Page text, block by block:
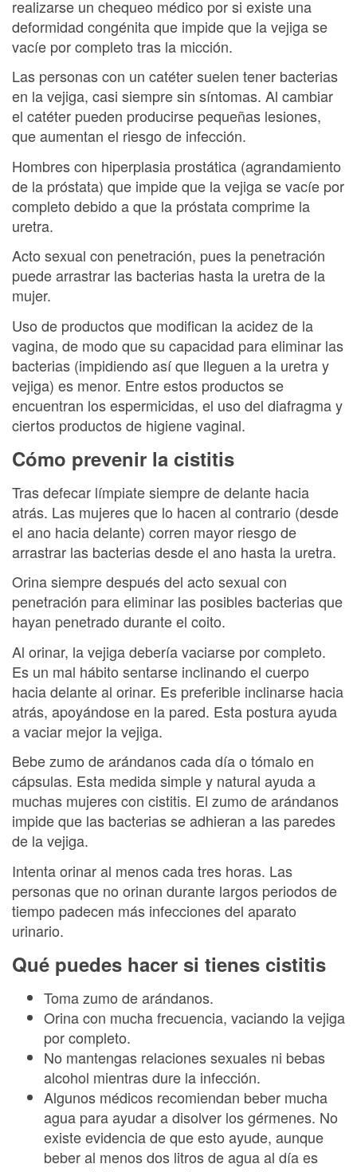
realizarse un chequeo médico por si existe una
deformidad congénita que impide que la vejiga se
vacíe por completo tras la micción.
Las personas con un catéter suelen tener bacterias
en la vejiga, casi siempre sin síntomas. Al cambiar
el catéter pueden producirse pequeñas lesiones,
que aumentan el riesgo de infección.
Hombres con hiperplasia prostática (agrandamiento
de la próstata) que impide que la vejiga se vacíe por
completo debido a que la próstata comprime la
uretra.
Acto sexual con penetración, pues la penetración
puede arrastrar las bacterias hasta la uretra de la
mujer.
Uso de productos que modifican la acidez de la
vagina, de modo que su capacidad para eliminar las
bacterias (impidiendo así que lleguen a la uretra y
vejiga) es menor. Entre estos productos se
encuentran los espermicidas, el uso del diafragma y
ciertos productos de higiene vaginal.
Cómo prevenir la cistitis
Tras defecar límpiate siempre de delante hacia
atrás. Las mujeres que lo hacen al contrario (desde
el ano hacia delante) corren mayor riesgo de
arrastrar las bacterias desde el ano hasta la uretra.
Orina siempre después del acto sexual con
penetración para eliminar las posibles bacterias que
hayan penetrado durante el coito.
Al orinar, la vejiga debería vaciarse por completo.
Es un mal hábito sentarse inclinando el cuerpo
hacia delante al orinar. Es preferible inclinarse hacia
atrás, apoyándose en la pared. Esta postura ayuda
a vaciar mejor la vejiga.
Bebe zumo de arándanos cada día o tómalo en
cápsulas. Esta medida simple y natural ayuda a
muchas mujeres con cistitis. El zumo de arándanos
impide que las bacterias se adhieran a las paredes
de la vejiga.
Intenta orinar al menos cada tres horas. Las
personas que no orinan durante largos periodos de
tiempo padecen más infecciones del aparato
urinario.
Qué puedes hacer si tienes cistitis
Toma zumo de arándanos.
Orina con mucha frecuencia, vaciando la vejiga
por completo.
No mantengas relaciones sexuales ni bebas
alcohol mientras dure la infección.
Algunos médicos recomiendan beber mucha
agua para ayudar a disolver los gérmenes. No
existe evidencia de que esto ayude, aunque
beber al menos dos litros de agua al día es